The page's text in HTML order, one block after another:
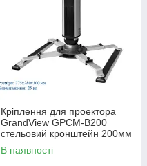
Кріплення для проектора
GrandView GPCM-B200
стельовий кронштейн 200мм
В наявності